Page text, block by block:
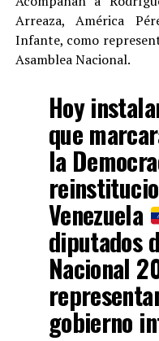
Arreaza, América
Infante, como
Asamblea Nacional.
Hoy
que
la
Venezuela
diputados
Nacional
gobierno